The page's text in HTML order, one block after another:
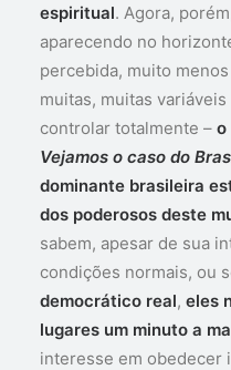
espiritual. Agora,
aparecendo no
percebida, muito
muitas, muitas
controlar totalmente – o
Vejamos o caso do
dominante brasileira
dos poderosos deste
sabem, apesar de sua
condições normais, ou
democrático real, eles
lugares um minuto a
interesse em obedecer